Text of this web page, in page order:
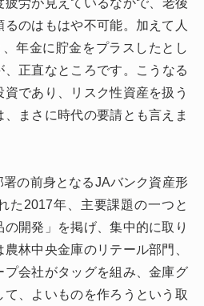
のはもはや不可能。加えて人
年金に貯金をプラスしたとし
正直なところです。こうなる
であり、リスク性資産を扱う
、まさに時代の要請とも言えま
の前身となるJAバンク資産形
た2017年、主要課題の一つと
開発」を掲げ、集中的に取り
林中央金庫のリテール部門、
会社がタッグを組み、金庫グ
、よいものを作ろうという取